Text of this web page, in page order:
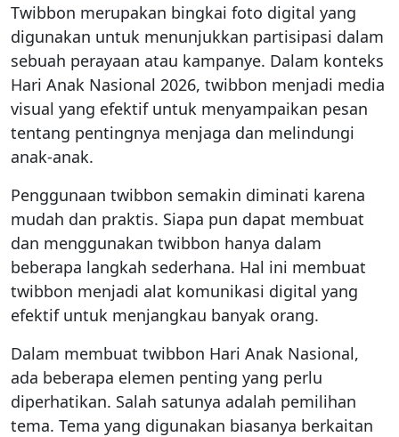
Twibbon merupakan bingkai foto digital yang
digunakan untuk menunjukkan partisipasi dalam
sebuah perayaan atau kampanye. Dalam konteks
Hari Anak Nasional 2026, twibbon menjadi media
visual yang efektif untuk menyampaikan pesan
tentang pentingnya menjaga dan melindungi
anak-anak.
Penggunaan twibbon semakin diminati karena
mudah dan praktis. Siapa pun dapat membuat
dan menggunakan twibbon hanya dalam
beberapa langkah sederhana. Hal ini membuat
twibbon menjadi alat komunikasi digital yang
efektif untuk menjangkau banyak orang.
Dalam membuat twibbon Hari Anak Nasional,
ada beberapa elemen penting yang perlu
diperhatikan. Salah satunya adalah pemilihan
tema. Tema yang digunakan biasanya berkaitan